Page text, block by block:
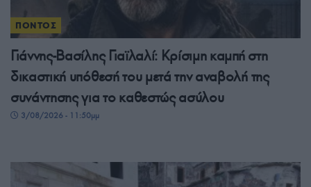
ΠΟΝΤΟΣ
Γιάννης-Βασίλης Γιαϊλαλί: Κρίσιμη καμπή στη
δικαστική υπόθεσή του μετά την αναβολή της
συνάντησης για το καθεστώς ασύλου
3/08/2026 - 11:50μμ